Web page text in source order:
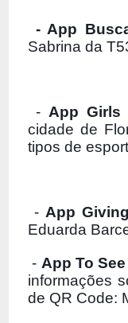
- App
Sabrina da
- App Girls
cidade de
tipos de
- App
Eduarda
- App To See
informações
de QR Code: